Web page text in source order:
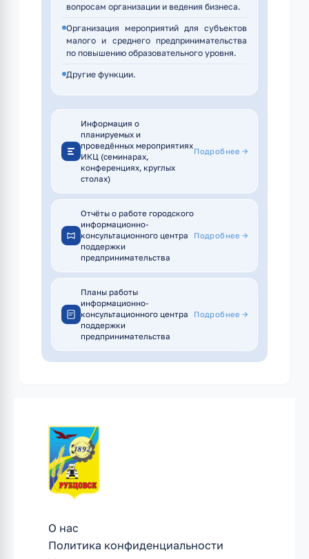
вопросам организации и ведения бизнеса.
Организация мероприятий для субъектов
малого и среднего предпринимательства
по повышению образовательного уровня.
Другие функции.
Информация о
планируемых и
проведённых мероприятиях
ИКЦ (семинарах,
конференциях, круглых
столах)
Подробнее →
Отчёты о работе городского
информационно-
консультационного центра
поддержки
предпринимательства
Подробнее →
Планы работы
информационно-
консультационного центра
поддержки
предпринимательства
Подробнее →
О нас
Политика конфиденциальности